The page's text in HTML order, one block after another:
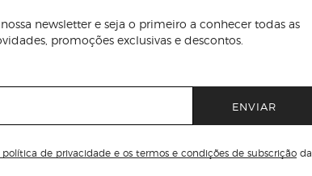
newsletter e seja o primeiro a conhecer todas as
promoções exclusivas e descontos.
ENVIAR
política de privacidade e os termos e condições de subscrição da